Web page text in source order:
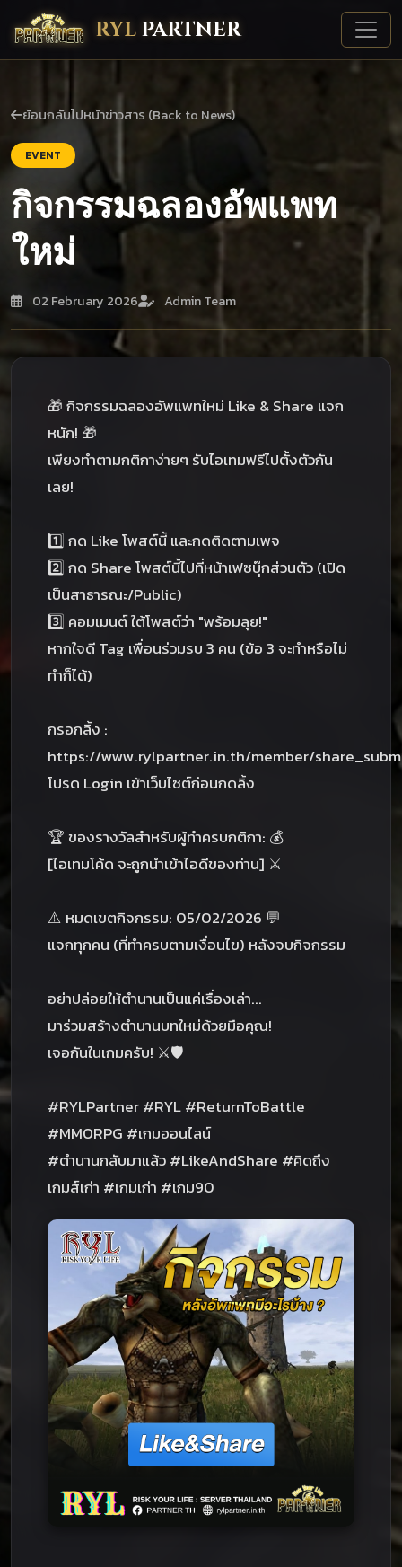
RYL PARTNER
ย้อนกลับไปหน้าข่าวสาร (Back to News)
EVENT
กิจกรรมฉลองอัพแพท
ใหม่
02 February 2026 Admin Team
🎁 กิจกรรมฉลองอัพแพทใหม่ Like & Share แจก
หนัก! 🎁
เพียงทำตามกติกาง่ายๆ รับไอเทมฟรีไปตั้งตัวกัน
เลย!
1️⃣ กด Like โพสต์นี้ และกดติดตามเพจ
2️⃣ กด Share โพสต์นี้ไปที่หน้าเฟซบุ๊กส่วนตัว (เปิด
เป็นสาธารณะ/Public)
3️⃣ คอมเมนต์ ใต้โพสต์ว่า "พร้อมลุย!"
หากใจดี Tag เพื่อนร่วมรบ 3 คน (ข้อ 3 จะทำหรือไม่
ทำก็ได้)
กรอกลิ้ง :
https://www.rylpartner.in.th/member/
โปรด Login เข้าเว็บไซต์ก่อนกดลิ้ง
🏆 ของรางวัลสำหรับผู้ทำครบกติกา: 💰
[ไอเทมโค้ด จะถูกนำเข้าไอดีของท่าน] ⚔️
⚠️ หมดเขตกิจกรรม: 05/02/2026 💬
แจกทุกคน (ที่ทำครบตามเงื่อนไข) หลังจบกิจกรรม
อย่าปล่อยให้ตำนานเป็นแค่เรื่องเล่า...
มาร่วมสร้างตำนานบทใหม่ด้วยมือคุณ!
เจอกันในเกมครับ! ⚔️🛡️
#RYLPartner #RYL #ReturnToBattle
#MMORPG #เกมออนไลน์
#ตำนานกลับมาแล้ว #LikeAndShare #คิดถึง
เกมส์เก่า #เกมเก่า #เกม90